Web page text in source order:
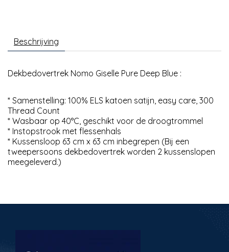
Beschrijving
Dekbedovertrek Nomo Giselle Pure Deep Blue :
* Samenstelling: 100% ELS katoen satijn, easy care, 300
Thread Count
* Wasbaar op 40°C, geschikt voor de droogtrommel
* Instopstrook met flessenhals
* Kussensloop 63 cm x 63 cm inbegrepen (Bij een
tweepersoons dekbedovertrek worden 2 kussenslopen
meegeleverd.)